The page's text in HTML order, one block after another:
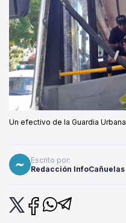
Un efectivo de la Guardia
Escrito por:
Redacción InfoCañuelas